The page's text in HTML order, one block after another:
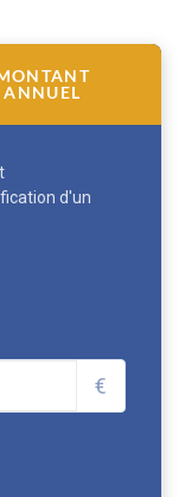
ANNUEL
d'un
€